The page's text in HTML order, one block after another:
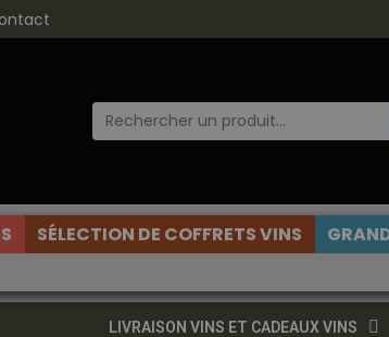
SÉLECTION DE COFFRETS VINS
LIVRAISON VINS ET CADEAUX VINS